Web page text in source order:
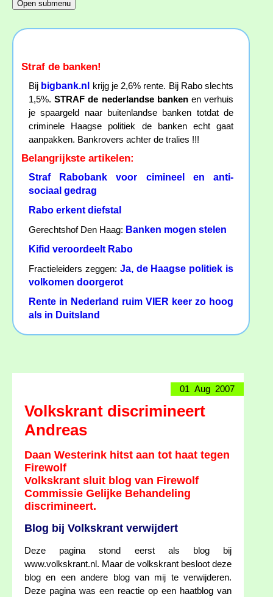
Straf de banken!
Bij bigbank.nl
krijg je 2,6% rente. Bij Rabo slechts
1,5%.STRAF de nederlandse bankenen verhuis
je spaargeld naar buitenlandse banken totdat de
criminele Haagse politiek de banken echt gaat
aanpakken. Bankrovers achter de tralies !!!
Belangrijkste artikelen:
Straf Rabobank voor cimineel en anti-
sociaal gedrag
Rabo erkent diefstal
Gerechtshof Den Haag: Banken mogen stelen
Kifid veroordeelt Rabo
Fractieleiders zeggen: Ja, de Haagse politiek is
volkomen doorgerot
Rente in Nederland ruim VIER keer zo hoog
als in Duitsland
01 Aug 2007
Volkskrant discrimineert
Andreas
Daan Westerink hitst aan tot haat tegen
Firewolf
Volkskrant sluit blog van Firewolf
Commissie Gelijke Behandeling
discrimineert.
Blog bij Volkskrant verwijdert
Deze pagina stond eerst als blog bij
www.volkskrant.nl. Maar de volkskrant besloot deze
blog en een andere blog van mij te verwijderen.
Deze pagina was een reactie op een haatblog van